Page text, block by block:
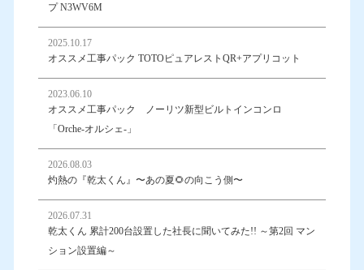
プ N3WV6M
2025.10.17
オススメ工事パック TOTOピュアレストQR+アプリコット
2023.06.10
オススメ工事パック ノーリツ新型ビルトインコンロ
「Orche-オルシェ-」
2026.08.03
灼熱の『乾太くん』〜あの夏🌻の向こう側〜
2026.07.31
乾太くん 累計200台設置した社長に聞いてみた!! ～第2回 マン
ション設置編～